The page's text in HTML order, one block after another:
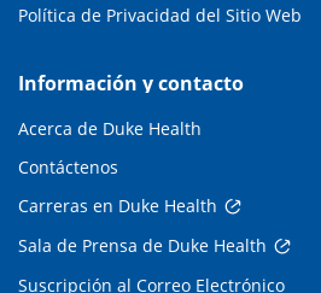
Política de Privacidad del Sitio Web
Información y contacto
Acerca de Duke Health
Contáctenos
Carreras en Duke Health
Sala de Prensa de Duke Health
Suscripción al Correo Electrónico